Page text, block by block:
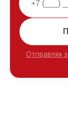
Отправляя